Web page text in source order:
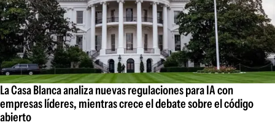
La Casa Blanca analiza nuevas regulaciones para IA con
empresas líderes, mientras crece el debate sobre el código
abierto